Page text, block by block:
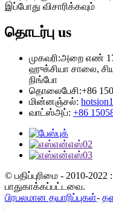
இப்போது விசாரிக்கவும்
தொடர்பு us
முகவரி:அறை எண்
ஹுக்சியா சாலை,
நிங்போ
தொலைபேசி:+86
மின்னஞ்சல்:
வாட்ஸ்அப்: +86
© பதிப்புரிமை - 2010-
பாதுகாக்கப்பட்டவை.
பிரபலமான தயாரிப்புகள்-